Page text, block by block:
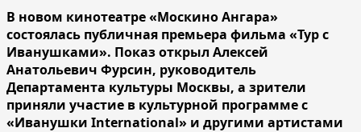
В новом кинотеатре «Москино Ангара»
состоялась публичная премьера фильма «Тур с
Иванушками». Показ открыл Алексей
Анатольевич Фурсин, руководитель
Департамента культуры Москвы, а зрители
приняли участие в культурной программе с
«Иванушки International» и другими артистами